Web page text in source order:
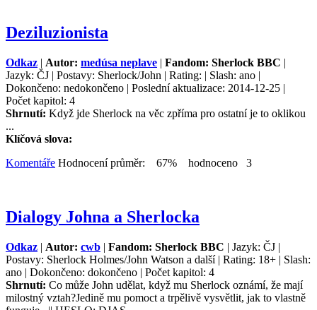
Deziluzionista
Odkaz | Autor: medúsa neplave | Fandom: Sherlock BBC |
Jazyk: ČJ | Postavy: Sherlock/John | Rating: | Slash: ano |
Dokončeno: nedokončeno | Poslední aktualizace: 2014-12-25 |
Počet kapitol: 4
Shrnutí: Když jde Sherlock na věc zpříma pro ostatní je to oklikou
...
Klíčová slova:
Komentáře Hodnocení průměr: 67% hodnoceno 3
Dialogy Johna a Sherlocka
Odkaz | Autor: cwb | Fandom: Sherlock BBC | Jazyk: ČJ |
Postavy: Sherlock Holmes/John Watson a další | Rating: 18+ | Slash:
ano | Dokončeno: dokončeno | Počet kapitol: 4
Shrnutí: Co může John udělat, když mu Sherlock oznámí, že mají
milostný vztah?Jedině mu pomoct a trpělivě vysvětlit, jak to vlastně